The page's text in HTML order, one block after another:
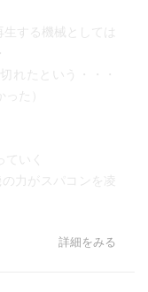
する機械としては
れたという・・・
た）
いく
力がスパコンを凌
詳細をみる